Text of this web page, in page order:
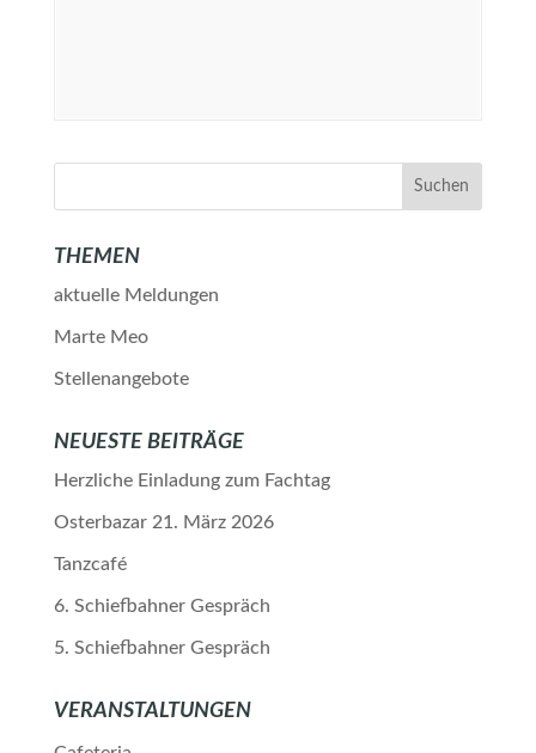
THEMEN
aktuelle Meldungen
Marte Meo
Stellenangebote
NEUESTE BEITRÄGE
Herzliche Einladung zum Fachtag
Osterbazar 21. März 2026
Tanzcafé
6. Schiefbahner Gespräch
5. Schiefbahner Gespräch
VERANSTALTUNGEN